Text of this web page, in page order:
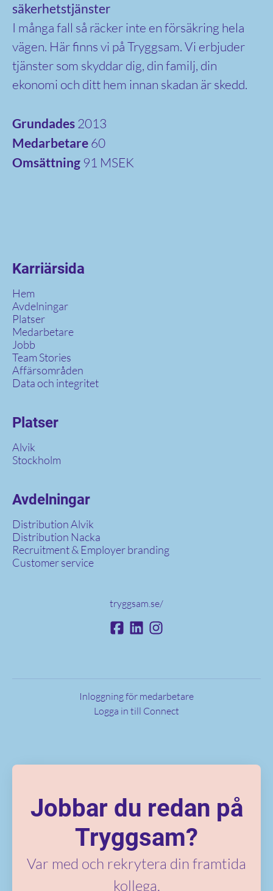
säkerhetstjänster
I många fall så räcker inte en försäkring hela
vägen. Här finns vi på Tryggsam. Vi erbjuder
tjänster som skyddar dig, din familj, din
ekonomi och ditt hem innan skadan är skedd.
Grundades 2013
Medarbetare 60
Omsättning 91 MSEK
Karriärsida
Hem
Avdelningar
Platser
Medarbetare
Jobb
Team Stories
Affärsområden
Data och integritet
Platser
Alvik
Stockholm
Avdelningar
Distribution Alvik
Distribution Nacka
Recruitment & Employer branding
Customer service
tryggsam.se/
Inloggning för medarbetare
Logga in till Connect
Jobbar du redan på
Tryggsam?
Var med och rekrytera din framtida
kollega.